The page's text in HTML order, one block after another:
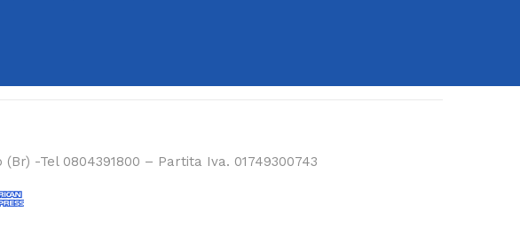
-Tel 0804391800 – Partita Iva. 01749300743